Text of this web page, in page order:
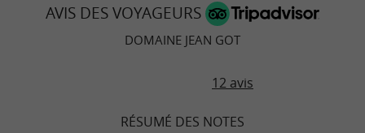
AVIS DES VOYAGEURS
DOMAINE JEAN GOT
12 avis
RÉSUMÉ DES NOTES